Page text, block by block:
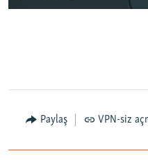
Paylaş VPN-siz